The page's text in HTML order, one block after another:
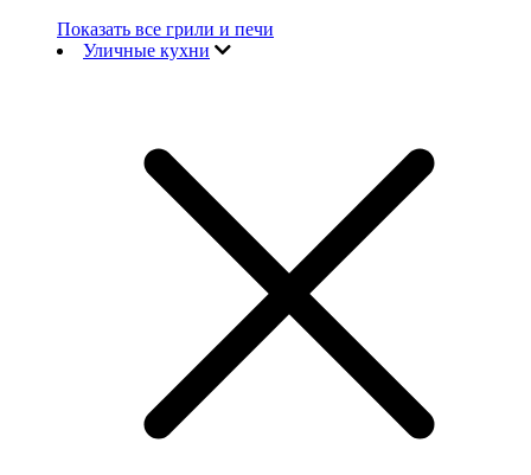
Показать все грили и печи
Уличные кухни